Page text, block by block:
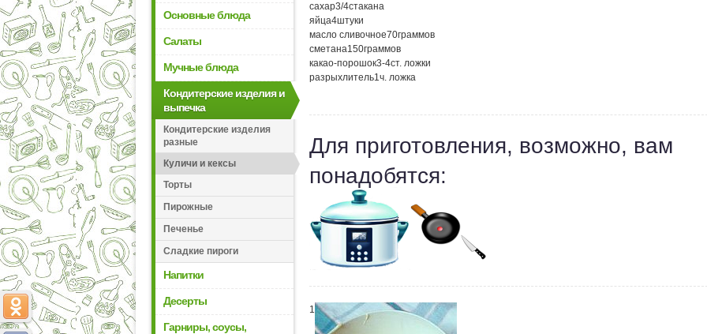
Основные блюда
Салаты
Мучные блюда
Кондитерские изделия и
выпечка
Кондитерские изделия
разные
Куличи и кексы
Торты
Пирожные
Печенье
Сладкие пироги
Напитки
Десерты
Гарниры, соусы,
сахар3/4стакана
яйца4штуки
масло сливочное70граммов
сметана150граммов
какао-порошок3-4ст. ложки
разрыхлитель1ч. ложка
Для приготовления, возможно, вам
понадобятся:
1